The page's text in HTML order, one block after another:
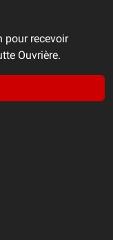
pour recevoir
Ouvrière.